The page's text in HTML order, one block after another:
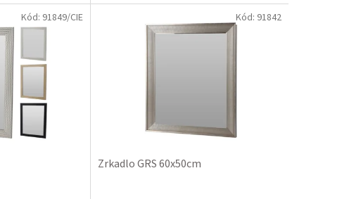
Kód: 91849/CIE
Zrkadlo GRS 60x50cm
Kód: 91842